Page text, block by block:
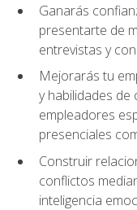
Ganarás
presentarte de
entrevistas y
Mejorarás tu
y habilidades de
empleadores
presenciales
Construir
conflictos
inteligencia